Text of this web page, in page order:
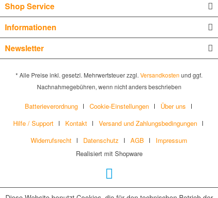
Shop Service
Informationen
Newsletter
* Alle Preise inkl. gesetzl. Mehrwertsteuer zzgl. Versandkosten und ggf.
Nachnahmegebühren, wenn nicht anders beschrieben
Batterieverordnung Cookie-Einstellungen
Über uns
Hilfe / Support
Kontakt
Versand und Zahlungsbedingungen
Widerrufsrecht
Datenschutz AGB
Impressum
Realisiert mit Shopware